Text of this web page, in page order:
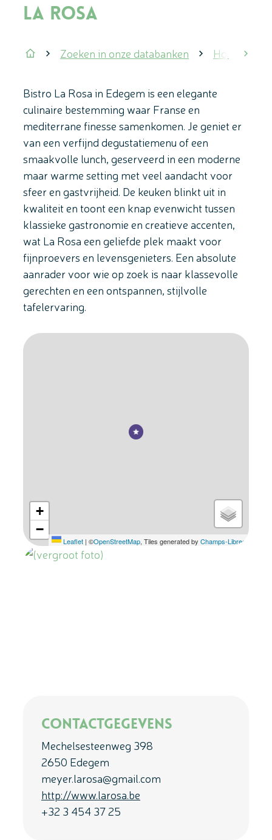
La Rosa
StartpaginaZoeken in onze databanken Horeca
Bistro La Rosa in Edegem is een elegante
culinaire bestemming waar Franse en
mediterrane finesse samenkomen. Je geniet er
van een verfijnd degustatiemenu of een
smaakvolle lunch, geserveerd in een moderne
maar warme setting met veel aandacht voor
sfeer en gastvrijheid. De keuken blinkt uit in
kwaliteit en toont een knap evenwicht tussen
klassieke gastronomie en creatieve accenten,
wat La Rosa een geliefde plek maakt voor
fijnproevers en levensgenieters. Een absolute
aanrader voor wie op zoek is naar klassevolle
gerechten en een ontspannen, stijlvolle
tafelervaring.
Stratenplan
+
−
Leaflet | ©OpenStreetMap, Tiles generated by Champs-Libres
Contactgegevens
Mechelsesteenweg 398
2650 Edegem
meyer.larosa@gmail.com
http://www.larosa.be
+32 3 454 37 25